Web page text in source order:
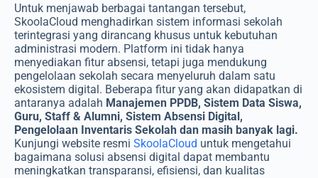
Untuk menjawab berbagai tantangan tersebut,
SkoolaCloud menghadirkan sistem informasi sekolah
terintegrasi yang dirancang khusus untuk kebutuhan
administrasi modern. Platform ini tidak hanya
menyediakan fitur absensi, tetapi juga mendukung
pengelolaan sekolah secara menyeluruh dalam satu
ekosistem digital. Beberapa fitur yang akan didapatkan di
antaranya adalah Manajemen PPDB, Sistem Data Siswa,
Guru, Staff & Alumni, Sistem Absensi Digital,
Pengelolaan Inventaris Sekolah dan masih banyak lagi.
Kunjungi website resmi SkoolaCloud untuk mengetahui
bagaimana solusi absensi digital dapat membantu
meningkatkan transparansi, efisiensi, dan kualitas